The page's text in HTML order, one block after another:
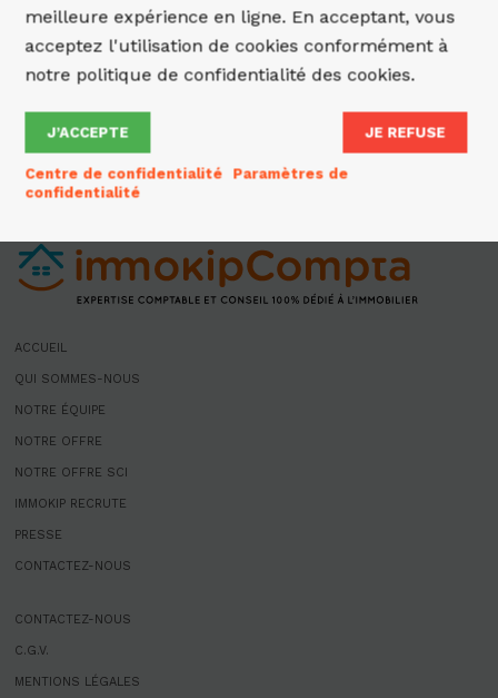
ACCUEIL
QUI SOMMES-NOUS
NOTRE ÉQUIPE
NOTRE OFFRE
NOTRE OFFRE SCI
IMMOKIP RECRUTE
PRESSE
CONTACTEZ-NOUS
CONTACTEZ-NOUS
C.G.V.
MENTIONS LÉGALES
meilleure expérience en ligne. En acceptant, vous
acceptez l'utilisation de cookies conformément à
notre politique de confidentialité des cookies.
J’ACCEPTE JE REFUSE
Centre de confidentialité
Paramètres de
confidentialité